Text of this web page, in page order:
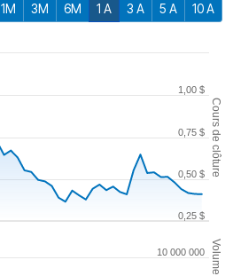
1M 3M 6M 1 A 3 A 5 A 10 A
Cours de clôture
Volume
0,25 $
0,50 $
0,75 $
1,00 $
10 000 000